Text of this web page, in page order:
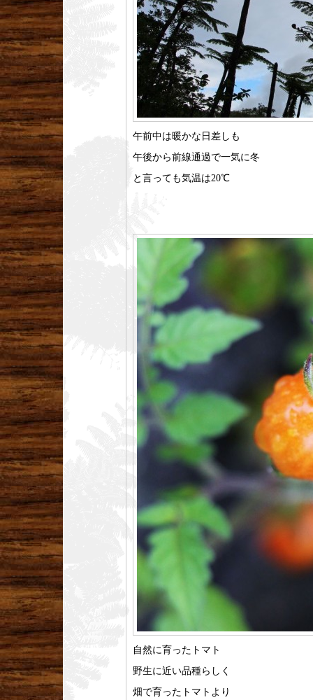
午前中は暖かな日差しも
午後から前線通過で一気に冬
と言っても気温は20℃
自然に育ったトマト
野生に近い品種らしく
畑で育ったトマトより